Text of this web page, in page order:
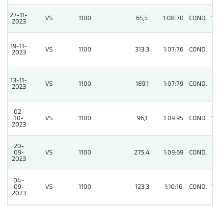
27-11-
2023
VS 1100 65,5 1:08:70 COND. 10
19-11-
2023
VS 1100 313,3 1:07:76 COND. 13
13-11-
2023
VS 1100 189,1 1:07:79 COND. 13
02-
10-
2023
VS 1100 96,1 1:09:95 COND. 14
20-
09-
2023
VS 1100 275,4 1:09:69 COND. 15
04-
09-
2023
VS 1100 123,3 1:10:16 COND. 10